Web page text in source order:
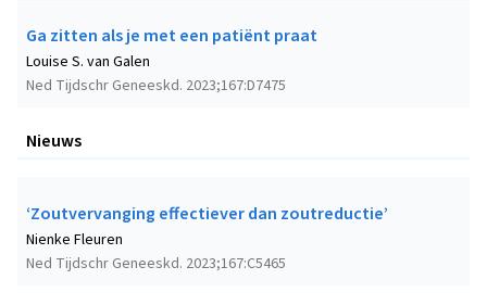
Ga zitten als je met een patiënt praat
Ned Tijdschr Geneeskd. 2023;167:D7475
Louise S. van Galen
Nieuws
‘Zoutvervanging effectiever dan zoutreductie’
Ned Tijdschr Geneeskd. 2023;167:C5465
Nienke Fleuren